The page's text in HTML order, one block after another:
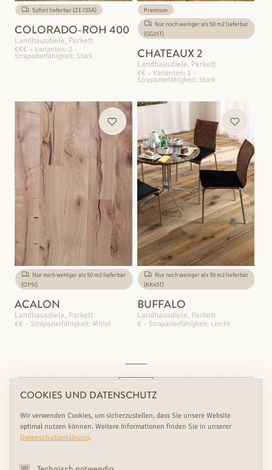
Sofort lieferbar (ZE735A)
COLORADO-ROH 400
Landhausdiele, Parkett
€€€
Varianten: 2
Strapazierfähigkeit: Stark
Premium
Nur noch weniger als 50 m2 lieferbar
(GG25T)
CHATEAUX 2
Landhausdiele, Parkett
€€
Varianten: 1
Strapazierfähigkeit: Stark
Nur noch weniger als 50 m2 lieferbar
(OP5I)
ACALON
Landhausdiele, Parkett
€€ Strapazierfähigkeit: Mittel
Nur noch weniger als 50 m2 lieferbar
(KK45T)
BUFFALO
Landhausdiele, Parkett
€ Strapazierfähigkeit: Leicht
← 1 … 5
COOKIES UND DATENSCHUTZ
Wir verwenden Cookies, um sicherzustellen, dass Sie unsere Website
optimal nutzen können. Weitere Informationen finden Sie in unserer
Datenschutzerklärung.